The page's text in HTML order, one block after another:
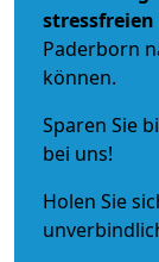
stressfreien
Paderborn
können.
Sparen Sie
bei uns!
Holen Sie